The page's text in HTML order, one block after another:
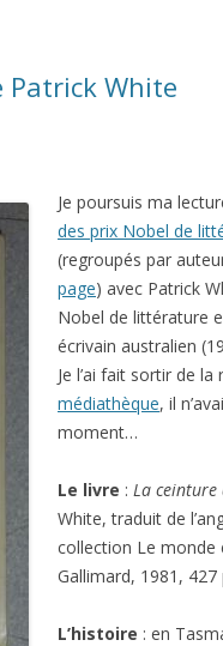
Patrick White
Je poursuis ma
des prix Nobel de
(regroupés par
page) avec Patrick
Nobel de littérature
écrivain australien
Je l’ai fait sortir de la
médiathèque, il
moment…
Le livre : La ceinture
White, traduit de
collection Le monde
Gallimard, 1981, 427
L’histoire : en